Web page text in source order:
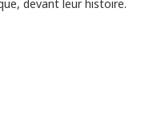
devant leur histoire.